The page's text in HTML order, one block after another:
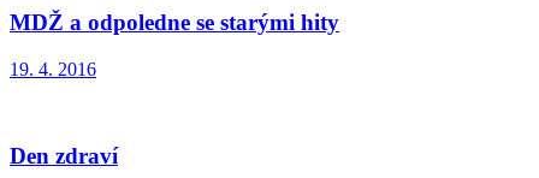
MDŽ a odpoledne se starými hity
19. 4. 2016
Den zdraví